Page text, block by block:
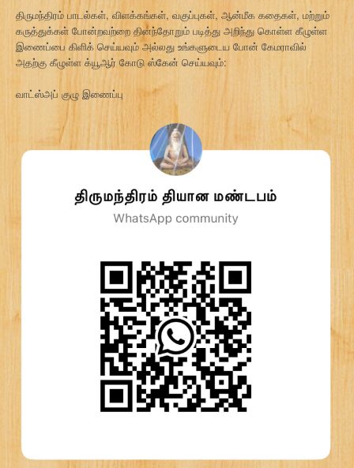
திருமந்திரம் பாடல்கள், விளக்கங்கள், வகுப்புகள், ஆன்மீக கதைகள், மற்றும்
கருத்துக்கள் போன்றவற்றை தினந்தோறும் படித்து அறிந்து கொள்ள கீழுள்ள
இணைப்பை கிளிக் செய்யவும் அல்லது உங்களுடைய போன் கேமராவில்
அதற்கு கீழுள்ள க்யூஆர் கோடு ஸ்கேன் செய்யவும்:
வாட்ஸ்அப் குழு இணைப்பு